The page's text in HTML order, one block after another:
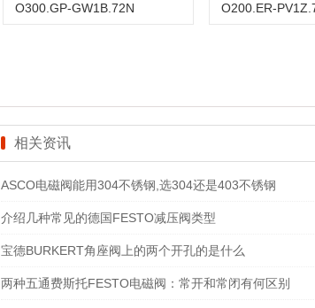
O300.GP-GW1B.72N
O200.ER-
相关资讯
ASCO电磁阀能用304不锈钢,选304还是403不锈钢
介绍几种常见的德国FESTO减压阀类型
宝德BURKERT角座阀上的两个开孔的是什么
两种五通费斯托FESTO电磁阀：常开和常闭有何区别